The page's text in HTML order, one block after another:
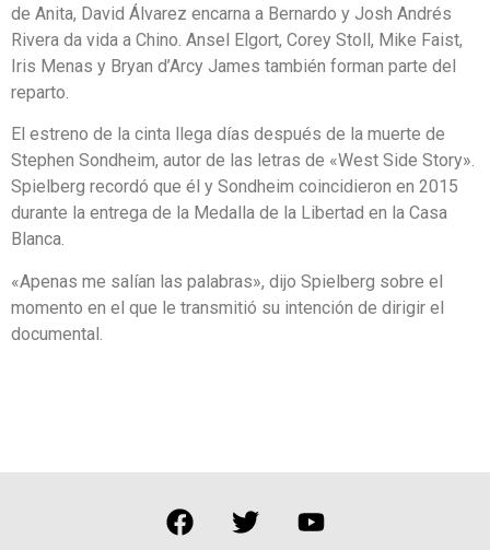
de Anita, David Álvarez encarna a Bernardo y Josh Andrés
Rivera da vida a Chino. Ansel Elgort, Corey Stoll, Mike Faist,
Iris Menas y Bryan d’Arcy James también forman parte del
reparto.
El estreno de la cinta llega días después de la muerte de
Stephen Sondheim, autor de las letras de «West Side Story».
Spielberg recordó que él y Sondheim coincidieron en 2015
durante la entrega de la Medalla de la Libertad en la Casa
Blanca.
«Apenas me salían las palabras», dijo Spielberg sobre el
momento en el que le transmitió su intención de dirigir el
documental.